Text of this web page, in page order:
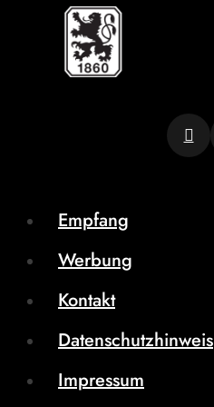
Empfang
Werbung
Kontakt
Datenschutzhinweis
Impressum